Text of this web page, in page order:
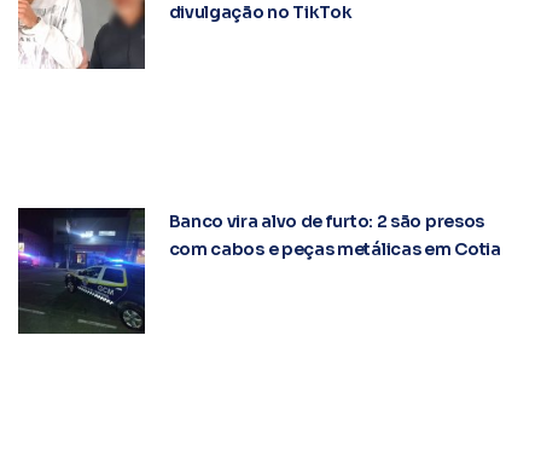
divulgação no TikTok
Banco vira alvo de furto: 2 são presos
com cabos e peças metálicas em Cotia